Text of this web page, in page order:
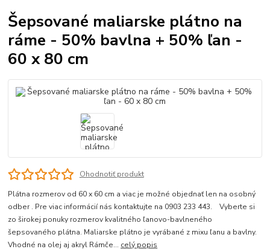
Šepsované maliarske plátno na
ráme - 50% bavlna + 50% ľan -
60 x 80 cm
Ohodnotiť produkt
Plátna rozmerov od 60 x 60 cm a viac je možné objednať len na osobný
odber . Pre viac informácií nás kontaktujte na 0903 233 443. Vyberte si
zo širokej ponuky rozmerov kvalitného ľanovo-bavlneného
šepsovaného plátna. Maliarske plátno je vyrábané z mixu ľanu a bavlny.
Vhodné na olej aj akryl Rámče... celý popis